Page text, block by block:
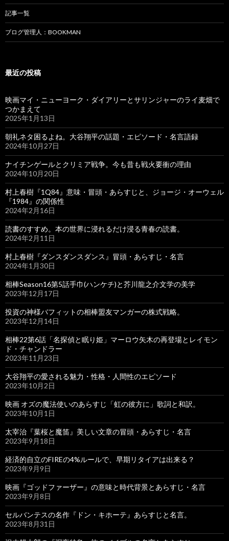
記事一覧
ブログ管理人：BOOKMAN
最近の投稿
映画マイ・ニューヨーク・ダイアリーとサリンジャーのライ麦畑で
つかまえて
2025年1月13日
朝礼ネタ困るよね。大谷翔平の話題・エピソード・名言語録
2024年10月27日
ナイチンゲールとクリミア戦争。今も昔も戦火要衝の理由
2024年10月20日
村上春樹『1Q84』意味・冒頭・あらすじと、ジョージ・オーウェル
『1984』の関係性
2024年2月16日
読書のすすめ。本の世界に浸れるだけ浸る青春の読書。
2024年2月11日
村上春樹『ダンスダンスダンス』冒頭・あらすじ・名言
2024年1月30日
相棒Season16第5話手巾(ハンケチ)と芥川龍之介文学の美学
2023年12月17日
投資の神様バフィットの相棒盟友マンガーの株式戦略。
2023年12月14日
相棒22第6話「名探偵と眠り姫」マーロウ矢木の再登場とレイモン
ド・チャンドラー
2023年11月23日
大谷翔平の愛される魅力・性格・人間性のエピソード
2023年10月2日
映画 オズの魔法使いのあらすじ「虹の彼方に」歌詞と和訳。
2023年10月1日
太宰治『葉桜と魔笛』美しい文章の冒頭・あらすじ・名言
2023年9月18日
経済的自立のFIREの4%ルールで、早期リタイアは出来る？
2023年9月9日
映画『ゴッドファーザー』の意味と時代背景とあらすじ・名言
2023年9月8日
セルバンテスの名作『ドン・キホーテ』あらすじと名言。
2023年8月31日